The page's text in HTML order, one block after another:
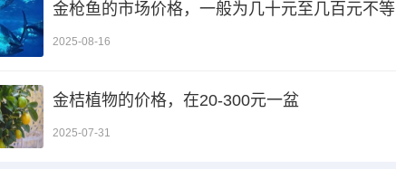
金枪鱼的市场价格，一般为几十元至几百元不等
2025-08-16
金桔植物的价格，在20-300元一盆
2025-07-31